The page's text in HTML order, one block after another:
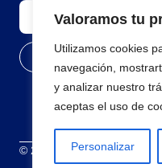
Valoramos tu
Utilizamos cookies
navegación,
y analizar nuestro
aceptas el uso de
Personalizar
© 2026 Todos los derechos